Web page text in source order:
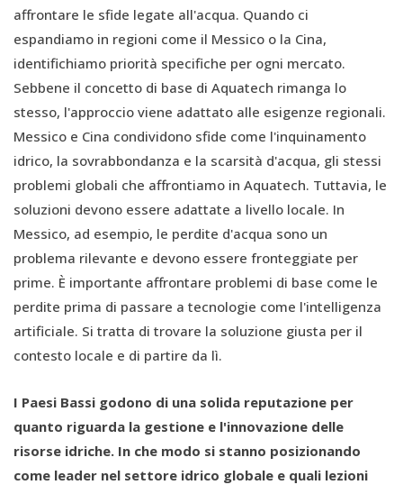
affrontare le sfide legate all'acqua. Quando ci
espandiamo in regioni come il Messico o la Cina,
identifichiamo priorità specifiche per ogni mercato.
Sebbene il concetto di base di Aquatech rimanga lo
stesso, l'approccio viene adattato alle esigenze regionali.
Messico e Cina condividono sfide come l'inquinamento
idrico, la sovrabbondanza e la scarsità d'acqua, gli stessi
problemi globali che affrontiamo in Aquatech. Tuttavia, le
soluzioni devono essere adattate a livello locale. In
Messico, ad esempio, le perdite d'acqua sono un
problema rilevante e devono essere fronteggiate per
prime. È importante affrontare problemi di base come le
perdite prima di passare a tecnologie come l'intelligenza
artificiale. Si tratta di trovare la soluzione giusta per il
contesto locale e di partire da lì.
I Paesi Bassi godono di una solida reputazione per
quanto riguarda la gestione e l'innovazione delle
risorse idriche. In che modo si stanno posizionando
come leader nel settore idrico globale e quali lezioni